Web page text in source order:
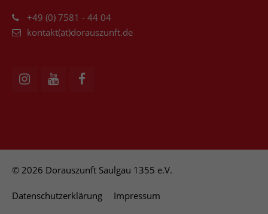
+49 (0) 7581 - 44 04
kontakt(ät)dorauszunft.de
© 2026 Dorauszunft Saulgau 1355 e.V.
Datenschutzerklärung Impressum